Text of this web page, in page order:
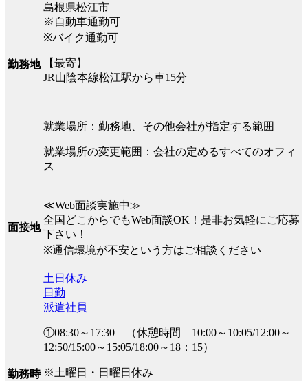
勤務地
島根県松江市
※自動車通勤可
※バイク通勤可
【最寄】
JR山陰本線松江駅から車15分
就業場所：勤務地、その他会社が指定する範囲
就業場所の変更範囲：会社の定めるすべてのオフィ
ス
面接地
≪Web面談実施中≫
全国どこからでもWeb面談OK！是非お気軽にご応募
下さい！
※通信環境が不安という方はご相談ください
勤務時
土日休み
日勤
派遣社員
①08:30～17:30 （休憩時間 10:00～10:05/12:00～
12:50/15:00～15:05/18:00～18：15）
※土曜日・日曜日休み